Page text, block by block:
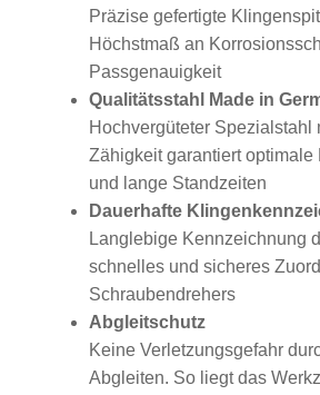
Präzise gefertigte
Höchstmaß an
Passgenauigkeit
Qualitätsstahl Made in
Hochvergüteter Spezialstahl
Zähigkeit garantiert optimale
und lange Standzeiten
Dauerhafte
Langlebige Kennzeichnung
schnelles und sicheres
Schraubendrehers
Abgleitschutz
Keine Verletzungsgefahr
Abgleiten. So liegt das